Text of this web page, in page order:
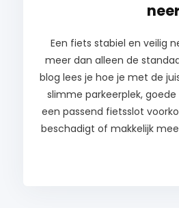
Een fiets stabiel en veilig
meer dan alleen de
blog lees je hoe je met de
slimme parkeerplek,
een passend fietsslot
beschadigt of makkelijk